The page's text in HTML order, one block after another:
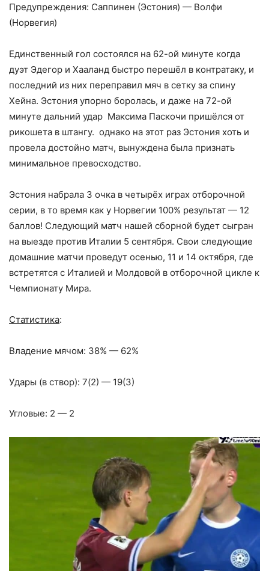
Предупреждения: Саппинен (Эстония) — Волфи
(Норвегия)
Единственный гол состоялся на 62-ой минуте когда
дуэт Эдегор и Хааланд быстро перешёл в контратаку, и
последний из них переправил мяч в сетку за спину
Хейна. Эстония упорно боролась, и даже на 72-ой
минуте дальний удар Максима Паскочи пришёлся от
рикошета в штангу. однако на этот раз Эстония хоть и
провела достойно матч, вынуждена была признать
минимальное превосходство.
Эстония набрала 3 очка в четырёх играх отборочной
серии, в то время как у Норвегии 100% результат — 12
баллов! Следующий матч нашей сборной будет сыгран
на выезде против Италии 5 сентября. Свои следующие
домашние матчи проведут осенью, 11 и 14 октября, где
встретятся с Италией и Молдовой в отборочной цикле к
Чемпионату Мира.
Статистика:
Владение мячом: 38% — 62%
Удары (в створ): 7(2) — 19(3)
Угловые: 2 — 2